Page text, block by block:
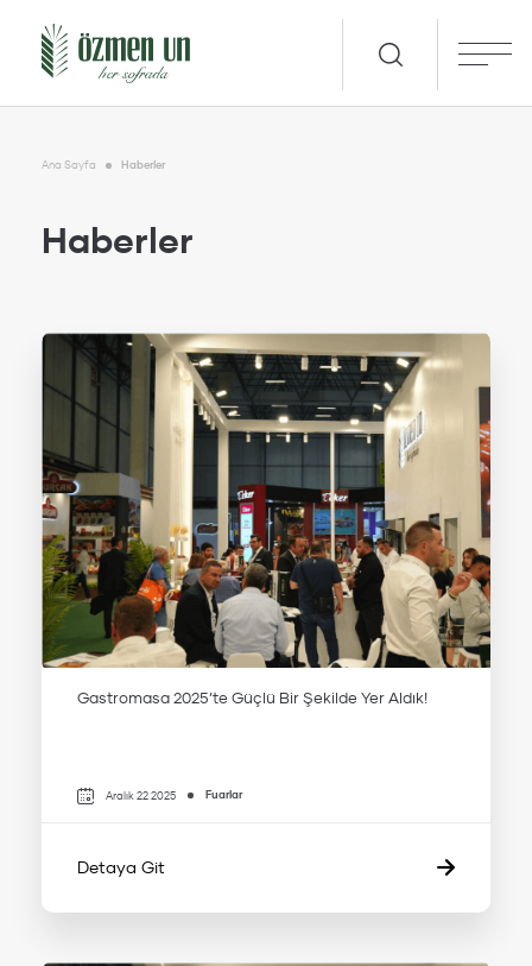
Ana Sayfa Haberler
Haberler
Gastromasa 2025’te Güçlü Bir Şekilde Yer Aldık!
Aralık 22 2025 Fuarlar
Detaya Git